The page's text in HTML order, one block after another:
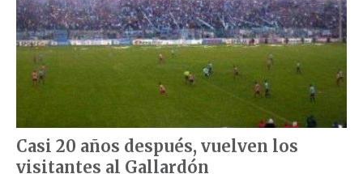
Casi 20 años después, vuelven los
visitantes al Gallardón